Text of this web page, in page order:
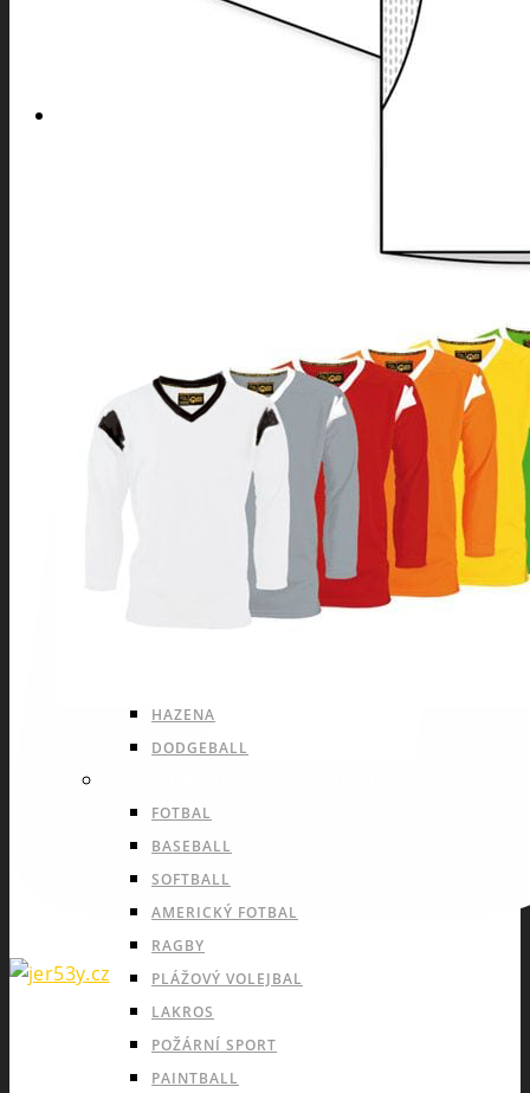
TAŠKY A BATOHY
ROZHODČÍ
SPORTOVNÍ SOUPRAVY
INDOOROVÉ TÝMOVÉ SPORTY
LEDNÍ HOKEJ
HÁZENÁ
DODGEBALL
FOTBAL
BASEBALL
SOFTBALL
AMERICKÝ FOTBAL
RAGBY
PLÁŽOVÝ VOLEJBAL
LAKROS
POŽÁRNÍ SPORT
PAINTBALL